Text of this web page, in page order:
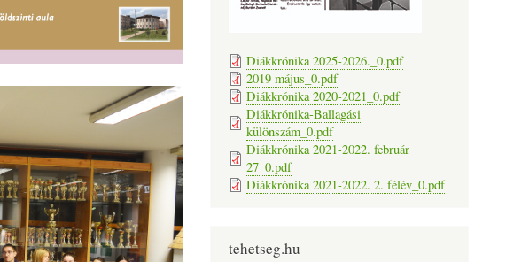
Diákkrónika 2025-2026._0.pdf
2019 május_0.pdf
Diákkrónika 2020-2021_0.pdf
Diákkrónika-Ballagási
különszám_0.pdf
Diákkrónika 2021-2022. február
27_0.pdf
Diákkrónika 2021-2022. 2. félév_0.pdf
tehetseg.hu